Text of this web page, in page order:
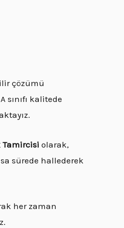
çözümü
kalitede
Tamircisi olarak,
sürede hallederek
her zaman